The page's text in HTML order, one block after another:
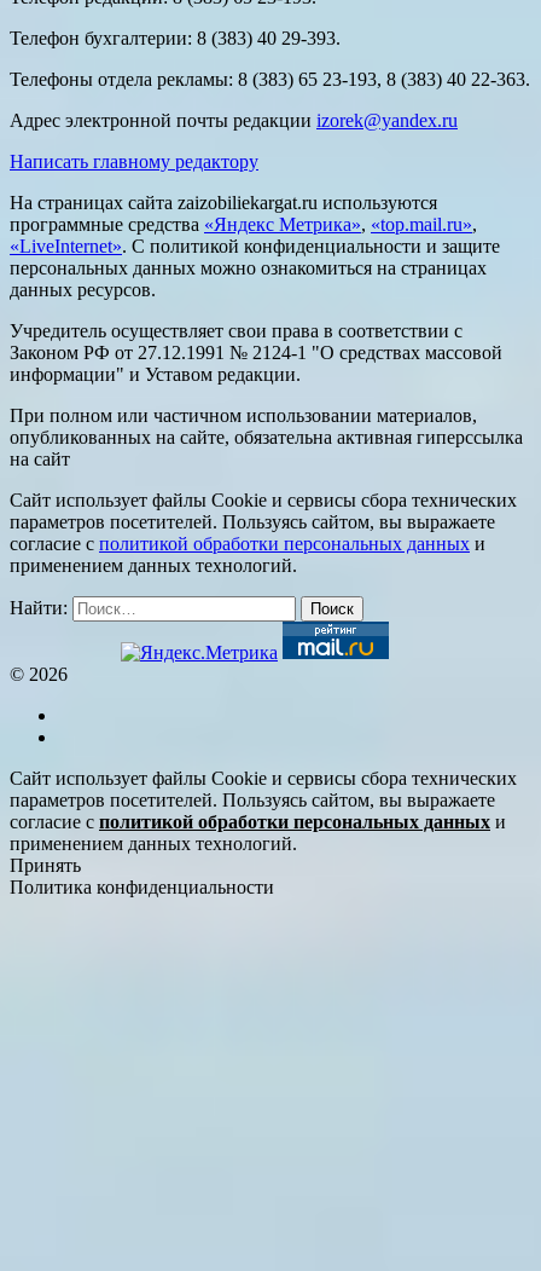
Телефон бухгалтерии: 8 (383) 40 29-393.
Телефоны отдела рекламы: 8 (383) 65 23-193, 8 (383) 40 22-363.
Адрес электронной почты редакции izorek@yandex.ru
Написать главному редактору
На страницах сайта zaizobiliekargat.ru используются
программные средства «Яндекс Метрика», «top.mail.ru»,
«LiveInternet». С политикой конфиденциальности и защите
персональных данных можно ознакомиться на страницах
данных ресурсов.
Учредитель осуществляет свои права в соответствии с
Законом РФ от 27.12.1991 № 2124-1 "О средствах массовой
информации" и Уставом редакции.
При полном или частичном использовании материалов,
опубликованных на сайте, обязательна активная гиперссылка
на сайт
Сайт использует файлы Cookie и сервисы сбора технических
параметров посетителей. Пользуясь сайтом, вы выражаете
согласие с политикой обработки персональных данных и
применением данных технологий.
Найти:
© 2026
Сайт использует файлы Cookie и сервисы сбора технических
параметров посетителей. Пользуясь сайтом, вы выражаете
согласие с политикой обработки персональных данных и
применением данных технологий.
Принять
Политика конфиденциальности